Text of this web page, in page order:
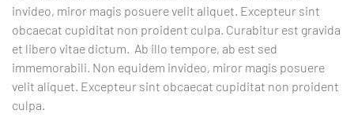
invideo, miror magis posuere velit aliquet. Excepteur sint
obcaecat cupiditat non proident culpa. Curabitur est gravida
et libero vitae dictum. Ab illo tempore, ab est sed
immemorabili. Non equidem invideo, miror magis posuere
velit aliquet. Excepteur sint obcaecat cupiditat non proident
culpa.